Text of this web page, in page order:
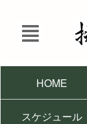
HOME
スケジュール